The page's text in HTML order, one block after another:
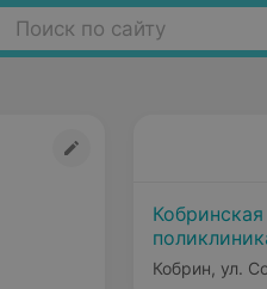
Поиск по сайту
Кобрин, ул.